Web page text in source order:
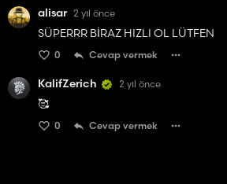
alisar 2 yıl önce
SÜPERRR BİRAZ HIZLI OL LÜTFEN
0 Cevap vermek
KalifZerich 2 yıl önce
🥰
0 Cevap vermek